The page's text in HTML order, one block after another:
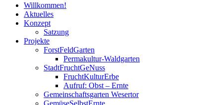
Willkommen!
Aktuelles
Konzept
Satzung
Projekte
ForstFeldGarten
Permakultur-Waldgarten
StadtFruchtGeNuss
FruchtKulturErbe
Aufruf: Obst – Ernte
Gemeinschaftsgarten Wesertor
GemüseSelbstErnte